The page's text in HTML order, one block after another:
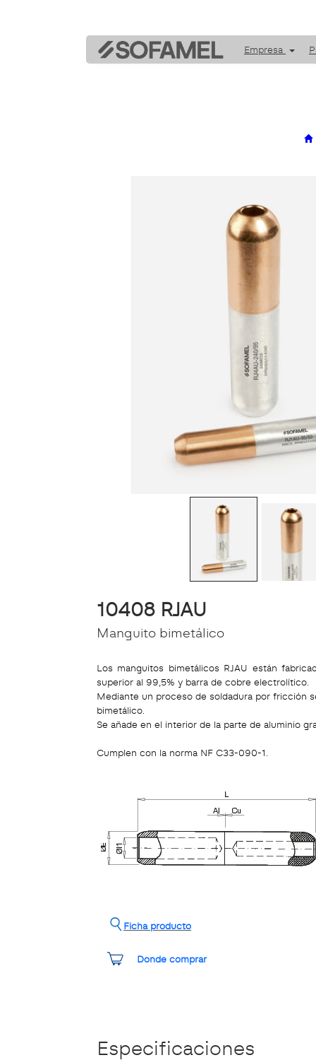
Empresa
10408 RJAU
Manguito bimetálico
Los manguitos bimetálicos RJAU están
superior al 99,5% y barra de cobre electrolítico.
Mediante un proceso de soldadura por fricción
bimetálico.
Se añade en el interior de la parte de aluminio
Cumplen con la norma NF C33-090-1.
Donde comprar
Ficha producto
Especificaciones